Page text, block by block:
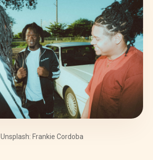
Unsplash: Frankie Cordoba